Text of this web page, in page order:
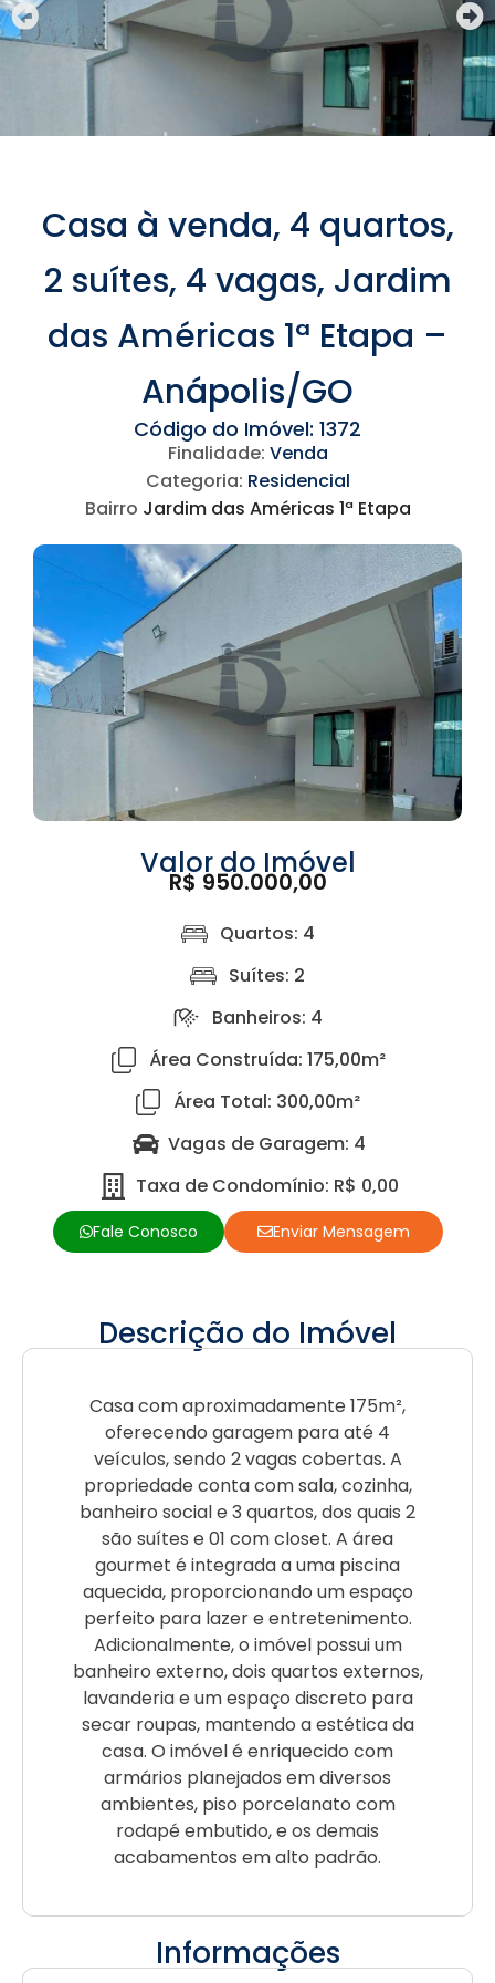
Casa à venda, 4 quartos,
2 suítes, 4 vagas, Jardim
das Américas 1ª Etapa –
Anápolis/GO
Código do Imóvel: 1372
Finalidade: Venda
Categoria: Residencial
Bairro Jardim das Américas 1ª Etapa
Valor do Imóvel
R$ 950.000,00
Quartos: 4
Suítes: 2
Banheiros: 4
Área Construída: 175,00m²
Área Total: 300,00m²
Vagas de Garagem: 4
Taxa de Condomínio: R$ 0,00
Fale Conosco Enviar Mensagem
Descrição do Imóvel
Casa com aproximadamente 175m²,
oferecendo garagem para até 4
veículos, sendo 2 vagas cobertas. A
propriedade conta com sala, cozinha,
banheiro social e 3 quartos, dos quais 2
são suítes e 01 com closet. A área
gourmet é integrada a uma piscina
aquecida, proporcionando um espaço
perfeito para lazer e entretenimento.
Adicionalmente, o imóvel possui um
banheiro externo, dois quartos externos,
lavanderia e um espaço discreto para
secar roupas, mantendo a estética da
casa. O imóvel é enriquecido com
armários planejados em diversos
ambientes, piso porcelanato com
rodapé embutido, e os demais
acabamentos em alto padrão.
Informações